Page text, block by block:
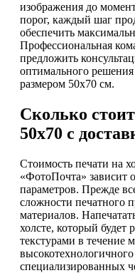
изображения до
порог, каждый шаг
обеспечить
Профессиональная
предложить
оптимального
размером 50х70 см.
Сколько
50х70 с
Стоимость печати на
«ФотоПочта» зависит
параметров. Прежде
сложности печатного
материалов.
холсте, который будет
текстурами в течение
специализированных